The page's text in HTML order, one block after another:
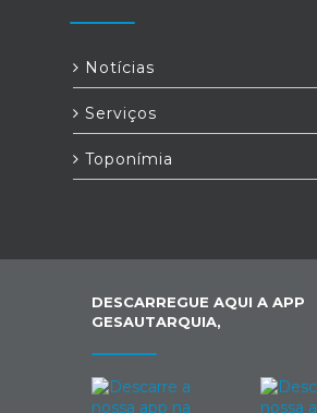
Notícias
Serviços
Toponímia
DESCARREGUE AQUI A APP
GESAUTARQUIA,